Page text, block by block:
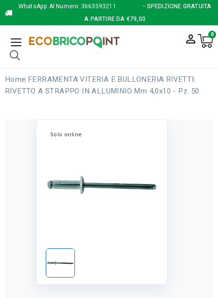
WhatsApp Al Numero: 3663593211
- SPEDIZIONE GRATUITA
A PARTIRE DA €79,00
person_outline 0
Home FERRAMENTA VITERIA E BULLONERIA RIVETTI
RIVETTO A STRAPPO IN ALLUMINIO Mm 4,0x10 - Pz. 50
Solo online